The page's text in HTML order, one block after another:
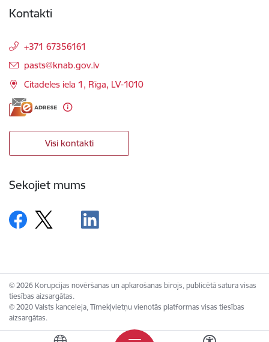
Kontakti
+371 67356161
E-pasts:
pasts@knab.gov.lv
Citadeles iela 1, Rīga, LV-1010
Visi kontakti
Sekojiet mums
© 2026 Korupcijas novēršanas un apkarošanas birojs, publicētā satura visas
tiesības aizsargātas.
© 2020 Valsts kanceleja, Tīmekļvietņu vienotās platformas visas tiesības
aizsargātas.